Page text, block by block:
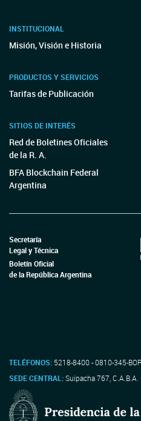
INSTITUCIONAL
Misión, Visión e Historia
PRODUCTOS Y SERVICIOS
Tarifas de Publicación
SITIOS DE INTERÉS
Red de Boletines Oficiales
de la R. A.
BFA Blockchain Federal
Argentina
Secretaría
Legal y Técnica
Boletín Oficial
de la República Argentina
TELÉFONOS: 5218-8400 - 0810-345-
SEDE CENTRAL:Suipacha 767,